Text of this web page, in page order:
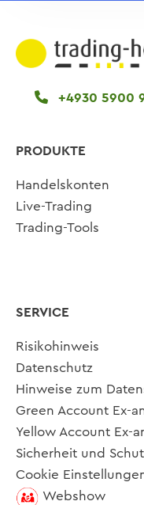
+4930 5900
PRODUKTE
Handelskonten
Live-Trading
Trading-Tools
SERVICE
Risikohinweis
Datenschutz
Hinweise zum
Green Account Ex-
Yellow Account Ex-
Sicherheit und
Cookie
Webshow